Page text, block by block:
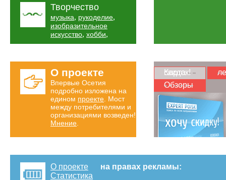
Творчество
музыка, рукоделие,
изобразительное
искусство, хобби,
О проекте
Впервые Осетия
подробно изложена на
едином проекте . Мост
между потребителями и
организациями возведен!
Мнение
Карта скидок!
Обзоры
О проекте
Статистика
на правах рекламы: